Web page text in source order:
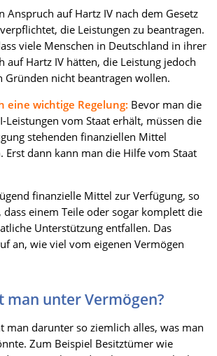
Anspruch auf Hartz IV nach dem Gesetz
die Leistungen zu beantragen.
viele Menschen in Deutschland in ihrer
auf Hartz IV hätten, die Leistung jedoch
Gründen nicht beantragen wollen.
eine wichtige Regelung: Bevor man die
Leistungen vom Staat erhält, müssen die
stehenden finanziellen Mittel
Erst dann kann man die Hilfe vom Staat
finanzielle Mittel zur Verfügung, so
dass einem Teile oder sogar komplett die
Unterstützung entfallen. Das
an, wie viel vom eigenen Vermögen
man unter Vermögen?
man darunter so ziemlich alles, was man
Zum Beispiel Besitztümer wie